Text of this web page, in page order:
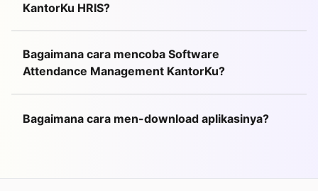
KantorKu HRIS?
Bagaimana cara mencoba Software
Attendance Management KantorKu?
Bagaimana cara men-download aplikasinya?